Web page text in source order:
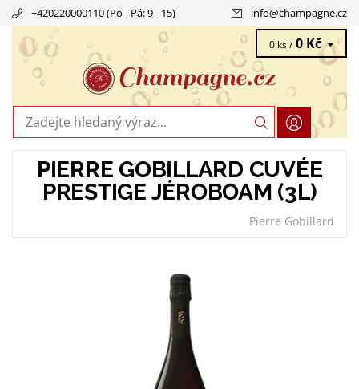
+420220000110 (Po - Pá: 9 - 15) info@champagne.cz
0 ks / 0 Kč
PIERRE GOBILLARD CUVÉE
PRESTIGE JÉROBOAM (3L)
Pierre Gobillard